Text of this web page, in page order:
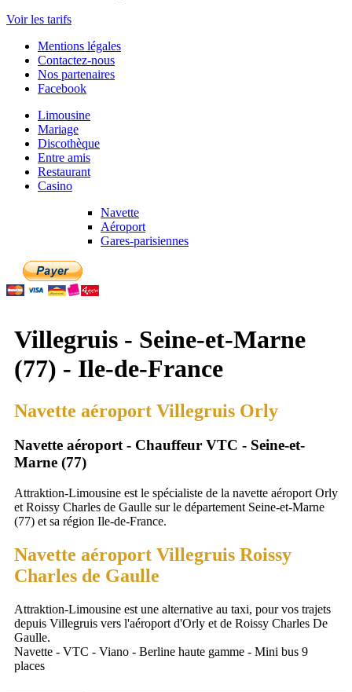
Voir les tarifs
Mentions légales
Contactez-nous
Nos partenaires
Facebook
Limousine
Mariage
Discothèque
Entre amis
Restaurant
Casino
Navette
Aéroport
Gares-parisiennes
Villegruis - Seine-et-Marne
(77) - Ile-de-France
Navette aéroport Villegruis Orly
Navette aéroport - Chauffeur VTC - Seine-et-
Marne (77)
Attraktion-Limousine est le spécialiste de la navette aéroport Orly
et Roissy Charles de Gaulle sur le département Seine-et-Marne
(77) et sa région Ile-de-France.
Navette aéroport Villegruis Roissy
Charles de Gaulle
Attraktion-Limousine est une alternative au taxi, pour vos trajets
depuis Villegruis vers l'aéroport d'Orly et de Roissy Charles De
Gaulle.
Navette - VTC - Viano - Berline haute gamme - Mini bus 9
places